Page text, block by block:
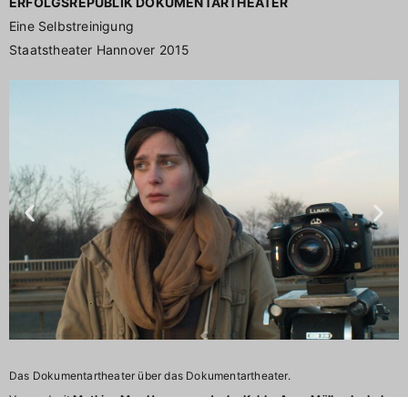
Eine Selbstreinigung
Staatstheater Hannover 2015
Das Dokumentartheater über das Dokumentartheater.